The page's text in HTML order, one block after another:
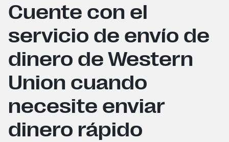
Cuente con el
servicio de envío de
dinero de Western
Union cuando
necesite enviar
dinero rápido